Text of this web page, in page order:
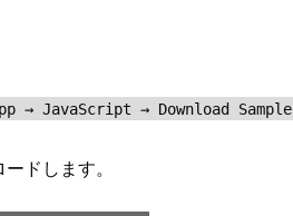
JavaScript → Download Sample
ドします。